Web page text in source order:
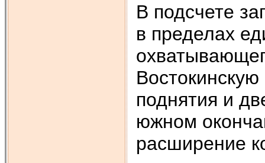
В подсчете
в пределах
поднятия и
южном
расширение